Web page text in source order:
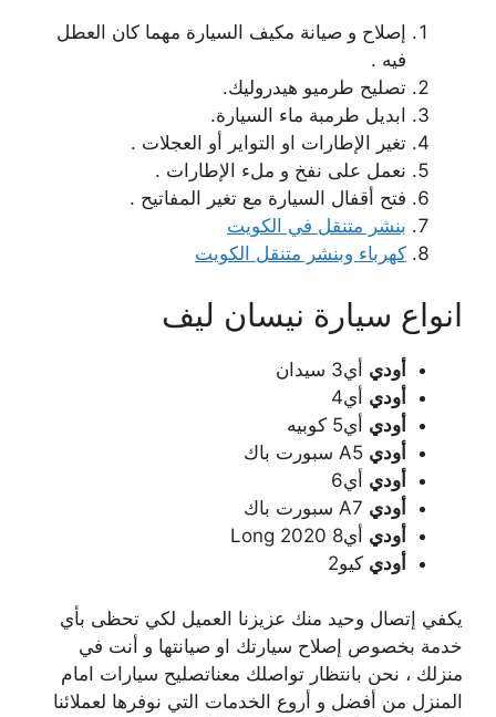
إصلاح و صيانة مكيف السيارة مهما كان العطل
فيه .
تصليح طرميو هيدروليك.
ابديل طرمبة ماء السيارة.
تغير الإطارات او التواير أو العجلات .
نعمل على نفخ و ملء الإطارات .
فتح أقفال السيارة مع تغير المفاتيح .
بنشر متنقل في الكويت
كهرباء وبنشر متنقل الكويت
انواع سيارة نيسان ليف
أودي أي3 سيدان
أودي أي4
أودي أي5 كوبيه
أودي
أودي أي6
أودي
أودي أي8 Long 2020
أودي كيو2
يكفي إتصال وحيد منك عزيزنا العميل لكي تحظى بأي
خدمة بخصوص إصلاح سيارتك او صيانتها و أنت في
منزلك ، نحن بانتظار تواصلك معناتصليح سيارات امام
المنزل من أفضل و أروع الخدمات التي نوفرها لعملائنا